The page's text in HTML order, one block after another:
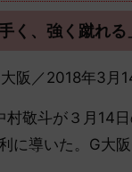
く、強く蹴れる
阪／2018年3
敬斗が３月14
に導いた。G大